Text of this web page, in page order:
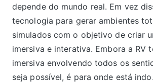
depende do mundo real. Em vez
tecnologia para gerar ambientes
simulados com o objetivo de criar
imersiva e interativa. Embora a RV
imersiva envolvendo todos os
seja possível, é para onde está indo.